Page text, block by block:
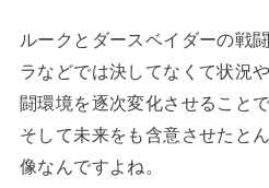
ルークとダースベイダーの戦
ラなどでは決してなくて状況
闘環境を逐次変化させること
そして未来をも含意させたと
像なんですよね。